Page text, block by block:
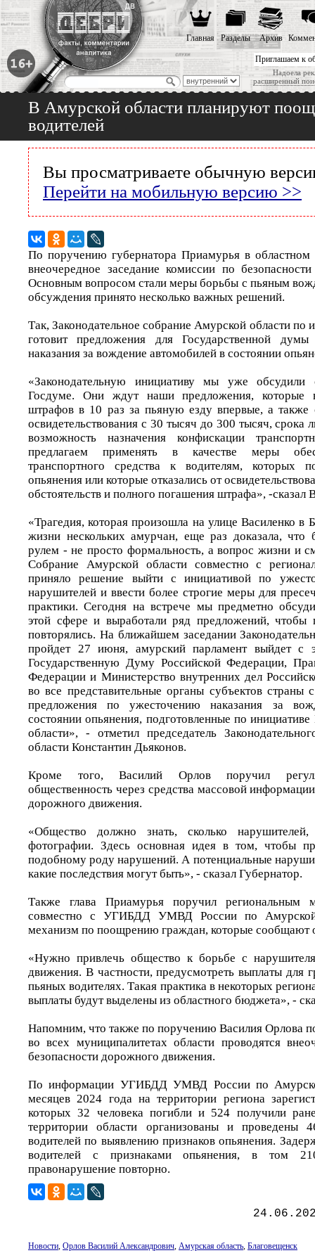
Приглашаем к
Надоела
расширенный
Главная Разделы Архив
В Амурской области планируют
водителей
Вы просматриваете обычную
Перейти на мобильную версию >>
По поручению губернатора Приамурья в областном
внеочередное заседание комиссии по
Основным вопросом стали меры борьбы с пьяным
обсуждения принято несколько важных решений.
Так, Законодательное собрание Амурской области по
готовит предложения для Государственной
наказания за вождение автомобилей в состоянии
«Законодательную инициативу мы уже
Госдуме. Они ждут наши предложения, которые
штрафов в 10 раз за пьяную езду впервые, а также
освидетельствования с 30 тысяч до 300 тысяч, срока
возможность назначения конфискации
предлагаем применять в качестве меры
транспортного средства к водителям, которых
опьянения или которые отказались от
обстоятельств и полного погашения штрафа», -сказал
«Трагедия, которая произошла на улице Василенко в
жизни нескольких амурчан, еще раз доказала, что
рулем - не просто формальность, а вопрос жизни и
Собрание Амурской области совместно с
приняло решение выйти с инициативой по
нарушителей и ввести более строгие меры для
практики. Сегодня на встрече мы предметно
этой сфере и выработали ряд предложений, чтобы
повторялись. На ближайшем заседании
пройдет 27 июня, амурский парламент выйдет с
Государственную Думу Российской Федерации,
Федерации и Министерство внутренних дел
во все представительные органы субъектов страны
предложения по ужесточению наказания за
состоянии опьянения, подготовленные по
области», - отметил председатель
области Константин Дьяконов.
Кроме того, Василий Орлов поручил
общественность через средства массовой
дорожного движения.
«Общество должно знать, сколько
фотографии. Здесь основная идея в том, чтобы
подобному роду нарушений. А потенциальные
какие последствия могут быть», - сказал Губернатор.
Также глава Приамурья поручил региональным
совместно с УГИБДД УМВД России по Амурской
механизм по поощрению граждан, которые сообщают
«Нужно привлечь общество к борьбе с
движения. В частности, предусмотреть выплаты для
пьяных водителях. Такая практика в некоторых
выплаты будут выделены из областного бюджета», -
Напомним, что также по поручению Василия Орлова
во всех муниципалитетах области проводятся
безопасности дорожного движения.
По информации УГИБДД УМВД России по
месяцев 2024 года на территории региона
которых 32 человека погибли и 524 получили
территории области организованы и проведены
водителей по выявлению признаков опьянения.
водителей с признаками опьянения, в том
правонарушение повторно.
Новости, Орлов Василий Александрович, Амурская область, Благовещенск